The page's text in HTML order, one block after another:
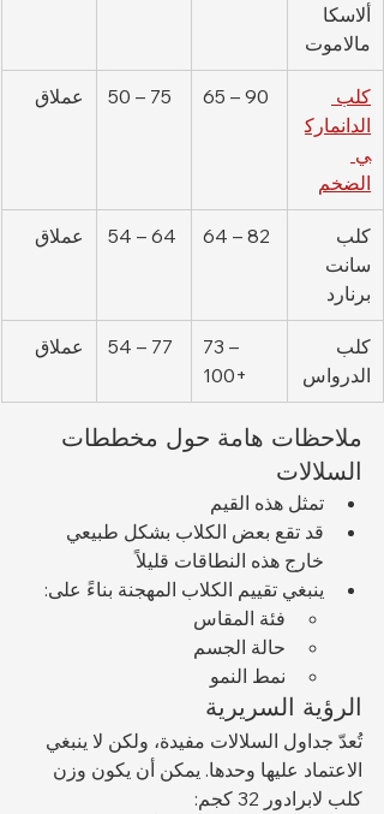
ألاسكا
مالاموت
كلب
الدانمارك
ي
الضخم
65 – 90
50 – 75 عملاق
كلب
سانت
برنارد
64 – 82
54 – 64 عملاق
كلب
الدرواس
73 –
100+
54 – 77 عملاق
ملاحظات هامة حول مخططات
السلالات
تمثل هذه القيم
قد تقع بعض الكلاب بشكل طبيعي
خارج هذه النطاقات قليلاً
ينبغي تقييم الكلاب المهجنة بناءً على:
فئة المقاس
حالة الجسم
نمط النمو
الرؤية السريرية
تُعدّ جداول السلالات مفيدة، ولكن لا ينبغي
الاعتماد عليها وحدها. يمكن أن يكون وزن
كلب لابرادور 32 كجم: